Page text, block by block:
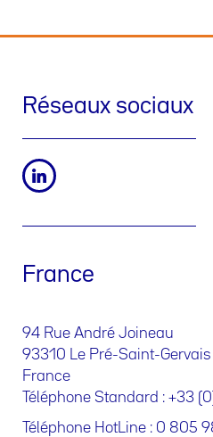
Réseaux sociaux
France
94 Rue André Joineau
93310 Le Pré-Saint-Gervais
France
Téléphone Standard : +33
Téléphone HotLine : 0 805